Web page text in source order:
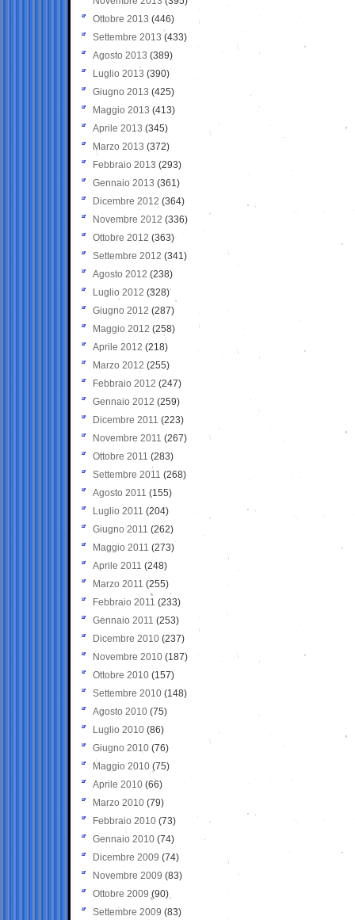
Ottobre 2013 (446)
Settembre 2013 (433)
Agosto 2013 (389)
Luglio 2013 (390)
Giugno 2013 (425)
Maggio 2013 (413)
Aprile 2013 (345)
Marzo 2013 (372)
Febbraio 2013 (293)
Gennaio 2013 (361)
Dicembre 2012 (364)
Novembre 2012 (336)
Ottobre 2012 (363)
Settembre 2012 (341)
Agosto 2012 (238)
Luglio 2012 (328)
Giugno 2012 (287)
Maggio 2012 (258)
Aprile 2012 (218)
Marzo 2012 (255)
Febbraio 2012 (247)
Gennaio 2012 (259)
Dicembre 2011 (223)
Novembre 2011 (267)
Ottobre 2011 (283)
Settembre 2011 (268)
Agosto 2011 (155)
Luglio 2011 (204)
Giugno 2011 (262)
Maggio 2011 (273)
Aprile 2011 (248)
Marzo 2011 (255)
Febbraio 2011 (233)
Gennaio 2011 (253)
Dicembre 2010 (237)
Novembre 2010 (187)
Ottobre 2010 (157)
Settembre 2010 (148)
Agosto 2010 (75)
Luglio 2010 (86)
Giugno 2010 (76)
Maggio 2010 (75)
Aprile 2010 (66)
Marzo 2010 (79)
Febbraio 2010 (73)
Gennaio 2010 (74)
Dicembre 2009 (74)
Novembre 2009 (83)
Ottobre 2009 (90)
Settembre 2009 (83)